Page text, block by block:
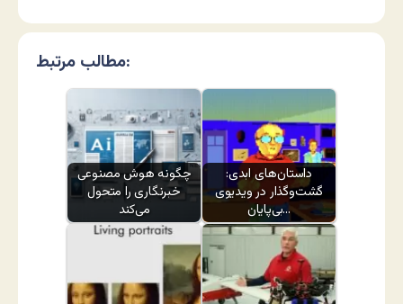
مطالب مرتبط:
چگونه هوش مصنوعی
خبرنگاری را متحول
می‌کند
داستان‌های ابدی:
گشت‌وگذار در ویدیوی
بی‌پایان…